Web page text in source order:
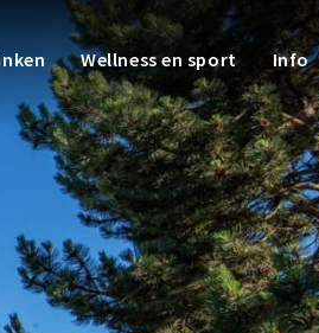
Wellness en sport Info